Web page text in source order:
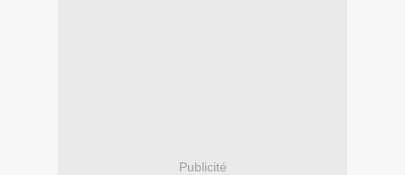
Publicité